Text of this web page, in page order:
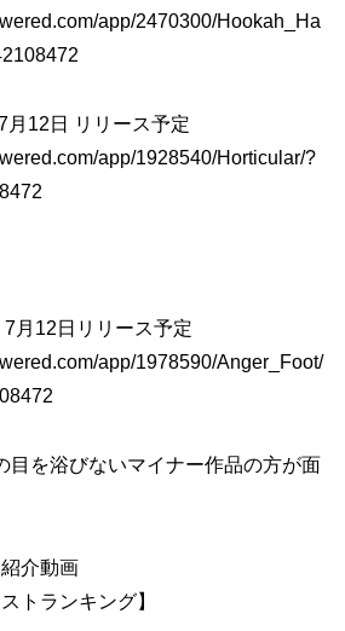
app/2470300/Hookah_Ha
月12日 リリース予定
app/1928540/Horticular/?
月12日リリース予定
app/1978590/Anger_Foot/
目を浴びないマイナー作品の方が面
介動画
トランキング】